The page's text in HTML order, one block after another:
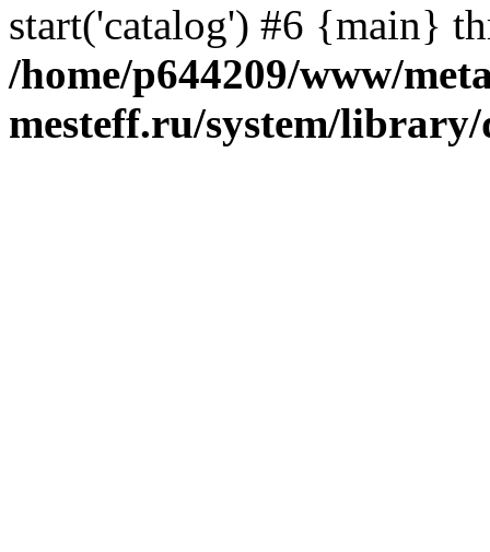
start('catalog') #6 {main}
/home/p644209/www/
mesteff.ru/system/